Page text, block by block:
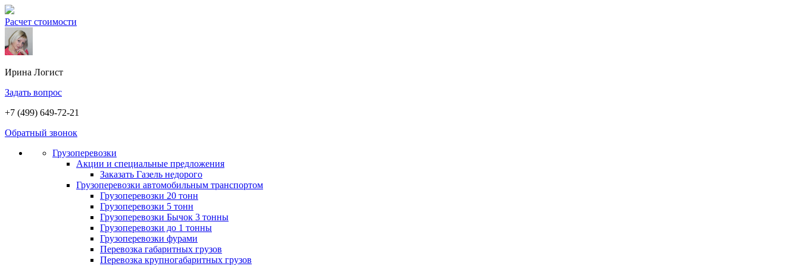
Расчет стоимости
Ирина Логист
Задать вопрос
+7 (499) 649-72-21
Обратный звонок
Грузоперевозки
Акции и специальные предложения
Заказать Газель недорого
Грузоперевозки автомобильным транспортом
Грузоперевозки 20 тонн
Грузоперевозки 5 тонн
Грузоперевозки Бычок 3 тонны
Грузоперевозки до 1 тонны
Грузоперевозки фурами
Перевозка габаритных грузов
Перевозка крупногабаритных грузов